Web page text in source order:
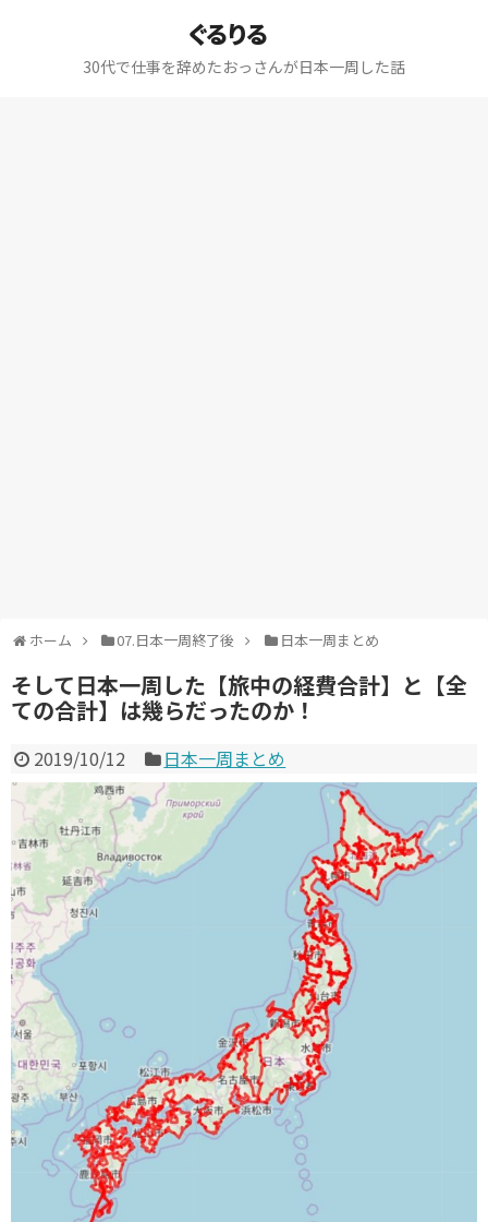
ぐるりる
30代で仕事を辞めたおっさんが日本一周した話
ホーム 07.日本一周終了後 日本一周まとめ
そして日本一周した【旅中の経費合計】と【全
ての合計】は幾らだったのか！
2019/10/12 日本一周まとめ